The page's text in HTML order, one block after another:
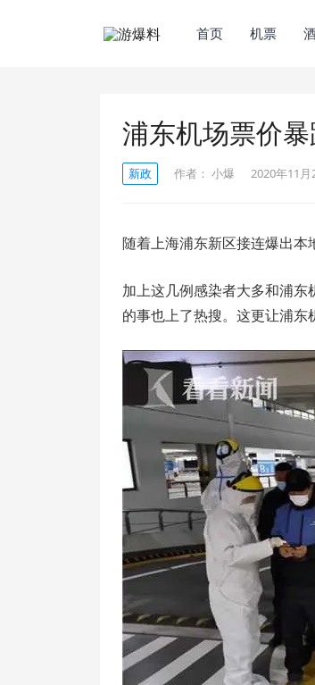
首页 机票
浦东机场票价
新政 作者： 小爆 2020年11月
随着上海浦东新区接连爆出本
加上这几例感染者大多和浦
的事也上了热搜。这更让浦东